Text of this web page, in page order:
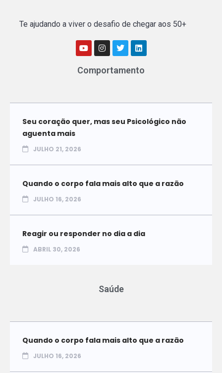
Te ajudando a viver o desafio de chegar aos 50+
Comportamento
Seu coração quer, mas seu Psicológico não
aguenta mais
JULHO 21, 2026
Quando o corpo fala mais alto que a razão
JULHO 16, 2026
Reagir ou responder no dia a dia
ABRIL 30, 2026
Saúde
Quando o corpo fala mais alto que a razão
JULHO 16, 2026